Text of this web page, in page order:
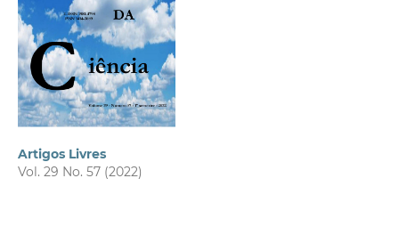
Artigos Livres
Vol. 29 No. 57 (2022)